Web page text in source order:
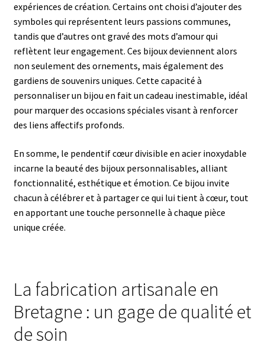
expériences de création. Certains ont choisi d’ajouter des
symboles qui représentent leurs passions communes,
tandis que d’autres ont gravé des mots d’amour qui
reflètent leur engagement. Ces bijoux deviennent alors
non seulement des ornements, mais également des
gardiens de souvenirs uniques. Cette capacité à
personnaliser un bijou en fait un cadeau inestimable, idéal
pour marquer des occasions spéciales visant à renforcer
des liens affectifs profonds.
En somme, le pendentif cœur divisible en acier inoxydable
incarne la beauté des bijoux personnalisables, alliant
fonctionnalité, esthétique et émotion. Ce bijou invite
chacun à célébrer et à partager ce qui lui tient à cœur, tout
en apportant une touche personnelle à chaque pièce
unique créée.
La fabrication artisanale en
Bretagne : un gage de qualité et
de soin